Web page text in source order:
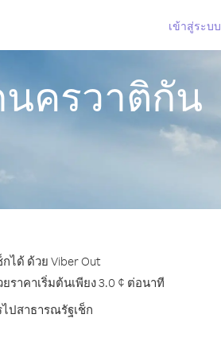
เข้าสู่ระบบ
นครวาติกัน
ด้ ด้วย Viber Out
าคาเริ่มต้นเพียง 3.0 ¢ ต่อนาที
ปสาธารณรัฐเช็ก